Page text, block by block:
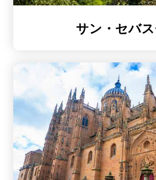
サン・セバ